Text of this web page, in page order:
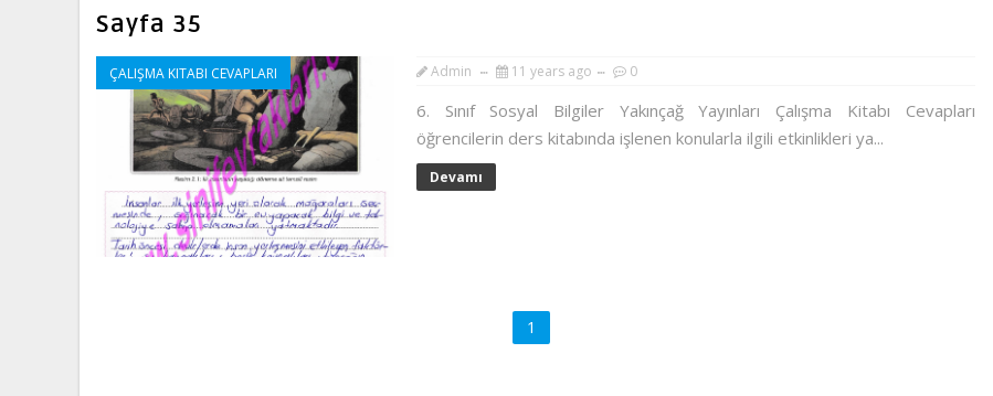
Sayfa 35
ÇALIŞMA KITABI CEVAPLARI Admin 11 years ago 0
6. Sınıf Sosyal Bilgiler Yakınçağ Yayınları Çalışma Kitabı Cevapları
öğrencilerin ders kitabında işlenen konularla ilgili etkinlikleri ya...
Devamı
1